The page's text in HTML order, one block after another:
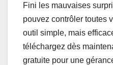
Fini les mauvaises
pouvez contrôler toutes
outil simple, mais
téléchargez dès
gratuite pour une